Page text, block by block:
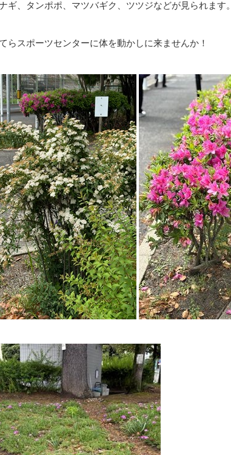
ギ、タンポポ、マツバギク、ツツジなどが見られます。
らスポーツセンターに体を動かしに来ませんか！